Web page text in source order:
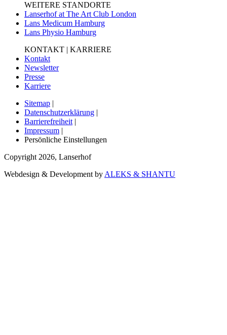
WEITERE STANDORTE
Lanserhof at The Art Club London
Lans Medicum Hamburg
Lans Physio Hamburg
KONTAKT | KARRIERE
Kontakt
Newsletter
Presse
Karriere
Sitemap
Datenschutzerklärung
Barrierefreiheit|
Impressum
Persönliche Einstellungen
Copyright2026, Lanserhof
Webdesign & Development byALEKS & SHANTU